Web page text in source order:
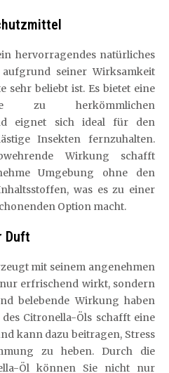
hervorragendes natürliches
seiner Wirksamkeit
sehr beliebt ist. Es bietet eine
zu herkömmlichen
eignet sich ideal für den
Insekten fernzuhalten.
Wirkung schafft
Umgebung ohne den
was es zu einer
Option macht.
Duft
mit seinem angenehmen
erfrischend wirkt, sondern
belebende Wirkung haben
Citronella-Öls schafft eine
kann dazu beitragen, Stress
zu heben. Durch die
Öl können Sie nicht nur